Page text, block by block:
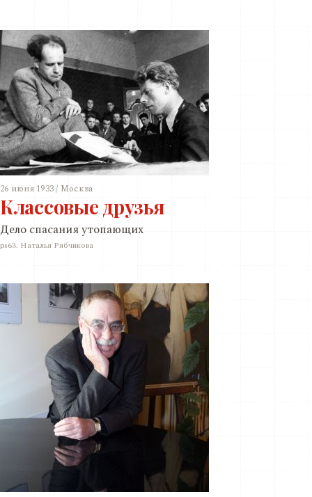
26 июня 1933 / Москва
Классовые друзья
Дело спасания утопающих
ps63. Наталья Рябчикова